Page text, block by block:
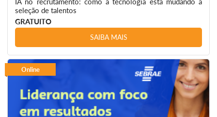
seleção de talentos
GRATUITO
SAIBA MAIS
Online